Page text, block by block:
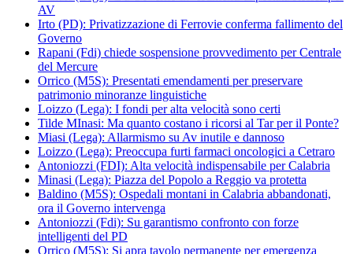
AV
Irto (PD): Privatizzazione di Ferrovie conferma fallimento del
Governo
Rapani (Fdi) chiede sospensione provvedimento per Centrale
del Mercure
Orrico (M5S): Presentati emendamenti per preservare
patrimonio minoranze linguistiche
Loizzo (Lega): I fondi per alta velocità sono certi
Tilde MInasi: Ma quanto costano i ricorsi al Tar per il Ponte?
Miasi (Lega): Allarmismo su Av inutile e dannoso
Loizzo (Lega): Preoccupa furti farmaci oncologici a Cetraro
Antoniozzi (FDI): Alta velocità indispensabile per Calabria
Minasi (Lega): Piazza del Popolo a Reggio va protetta
Baldino (M5S): Ospedali montani in Calabria abbandonati,
ora il Governo intervenga
Antoniozzi (Fdi): Su garantismo confronto con forze
intelligenti del PD
Orrico (M5S): Si apra tavolo permanente per emergenza